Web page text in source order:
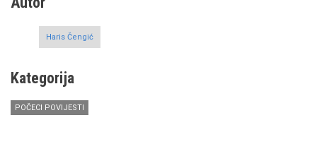
Haris Čengić
Kategorija
POČECI POVIJESTI